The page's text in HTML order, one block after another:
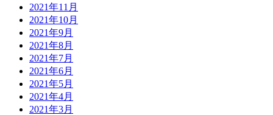
2021年11月
2021年10月
2021年9月
2021年8月
2021年7月
2021年6月
2021年5月
2021年4月
2021年3月